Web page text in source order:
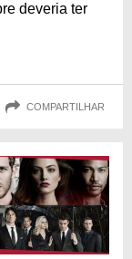
deveria ter
COMPARTILHAR